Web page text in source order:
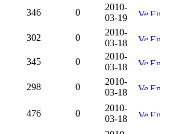
346 0
2010-
03-19
302 0
2010-
03-18
345 0
2010-
03-18
298 0
2010-
03-18
476 0
2010-
03-18